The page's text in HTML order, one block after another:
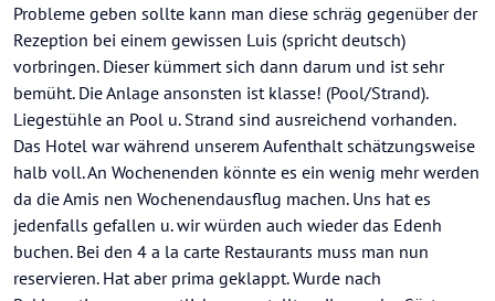
Probleme geben sollte kann man diese schräg gegenüber der
Rezeption bei einem gewissen Luis (spricht deutsch)
vorbringen. Dieser kümmert sich dann darum und ist sehr
bemüht. Die Anlage ansonsten ist klasse! (Pool/Strand).
Liegestühle an Pool u. Strand sind ausreichend vorhanden.
Das Hotel war während unserem Aufenthalt schätzungsweise
halb voll. An Wochenenden könnte es ein wenig mehr werden
da die Amis nen Wochenendausflug machen. Uns hat es
jedenfalls gefallen u. wir würden auch wieder das Edenh
buchen. Bei den 4 a la carte Restaurants muss man nun
reservieren. Hat aber prima geklappt. Wurde nach